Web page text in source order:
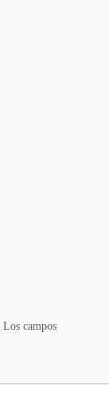
Los campos